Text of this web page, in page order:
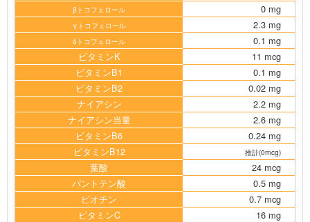
βトコフェロール 0 mg
γトコフェロール 2.3 mg
δトコフェロール
0.1 mg
ビタミンK
11 mcg
ビタミンB1
0.1 mg
ビタミンB2
0.02 mg
ナイアシン
2.2 mg
ナイアシン当量
2.6 mg
ビタミンB6
0.24 mg
ビタミンB12
推計(0mcg)
葉酸
24 mcg
パントテン酸
0.5 mg
ビオチン
0.7 mcg
ビタミンC
16 mg